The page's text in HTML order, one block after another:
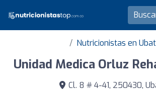
Nutricionistas en
Unidad Medica Orluz
Cl. 8 # 4-41, 250430,